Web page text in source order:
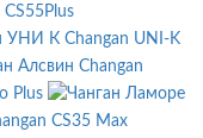
CS55Plus
Changan UNI-K
Changan
Plus
CS35 Max